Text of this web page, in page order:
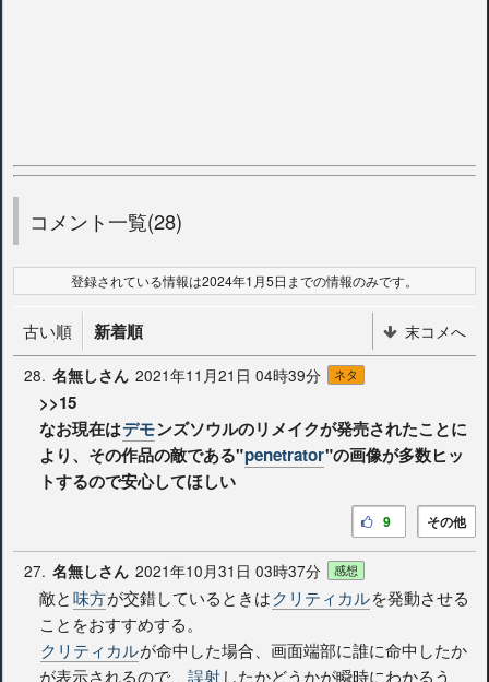
コメント一覧(28)
登録されている情報は2024年1月5日までの情報のみです。
古い順 新着順
末コメへ
28. 名無しさん 2021年11月21日 04時39分 ネタ
>>15
なお現在はデモンズソウルのリメイクが発売されたことに
より、その作品の敵である"penetrator"の画像が多数ヒッ
トするので安心してほしい
その他
9
27. 名無しさん 2021年10月31日 03時37分 感想
敵と味方が交錯しているときはクリティカルを発動させる
ことをおすすめする。
クリティカルが命中した場合、画面端部に誰に命中したか
が表示されるので、 誤射したかどうかが瞬時にわかるう